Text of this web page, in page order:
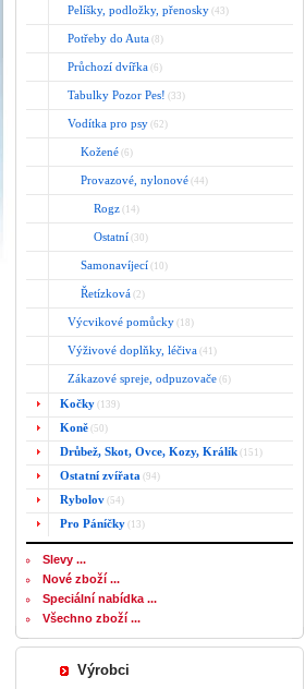
Pelíšky, podložky, přenosky (43)
Potřeby do Auta (8)
Průchozí dvířka (6)
Tabulky Pozor Pes! (33)
Vodítka pro psy (62)
Kožené (6)
Provazové, nylonové (44)
Rogz (14)
Ostatní (30)
Samonavíjecí (10)
Řetízková (2)
Výcvikové pomůcky (18)
Výživové doplňky, léčiva (41)
Zákazové spreje, odpuzovače (6)
Kočky (139)
Koně (50)
Drůbež, Skot, Ovce, Kozy, Králík (151)
Ostatní zvířata (94)
Rybolov (54)
Pro Páníčky (13)
Slevy ...
Nové zboží ...
Speciální nabídka ...
Všechno zboží ...
Výrobci